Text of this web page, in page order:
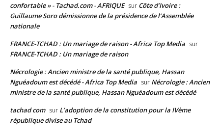
confortable » - Tachad.com - AFRIQUE sur Côte d’Ivoire :
Guillaume Soro démissionne de la présidence de l’Assemblée
nationale
FRANCE-TCHAD : Un mariage de raison - Africa Top Media sur
FRANCE-TCHAD : Un mariage de raison
Nécrologie : Ancien ministre de la santé publique, Hassan
Nguéadoum est décédé - Africa Top Media sur Nécrologie : Ancien
ministre de la santé publique, Hassan Nguéadoum est décédé
tachad com sur L’adoption de la constitution pour la IVème
république divise au Tchad